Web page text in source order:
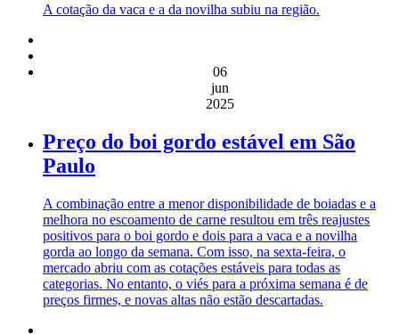
A cotação da vaca e a da novilha subiu na região.
06
jun
2025
Preço do boi gordo estável em São
Paulo
A combinação entre a menor disponibilidade de boiadas e a
melhora no escoamento de carne resultou em três reajustes
positivos para o boi gordo e dois para a vaca e a novilha
gorda ao longo da semana. Com isso, na sexta-feira, o
mercado abriu com as cotações estáveis para todas as
categorias. No entanto, o viés para a próxima semana é de
preços firmes, e novas altas não estão descartadas.